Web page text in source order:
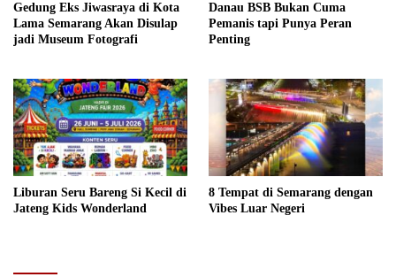
Gedung Eks Jiwasraya di Kota
Lama Semarang Akan Disulap
jadi Museum Fotografi
Danau BSB Bukan Cuma
Pemanis tapi Punya Peran
Penting
Liburan Seru Bareng Si Kecil di
Jateng Kids Wonderland
8 Tempat di Semarang dengan
Vibes Luar Negeri